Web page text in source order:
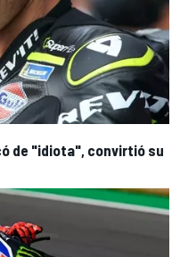
de "idiota", convirtió su